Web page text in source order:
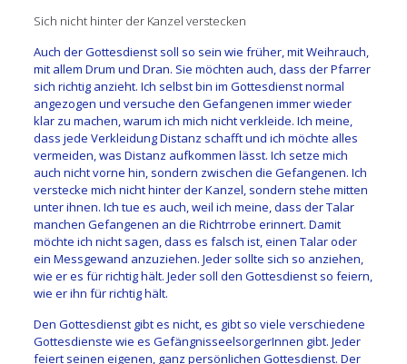
Sich nicht hinter der Kanzel verstecken
Auch der Gottesdienst soll so sein wie früher, mit Weihrauch,
mit allem Drum und Dran. Sie möchten auch, dass der Pfarrer
sich richtig anzieht. Ich selbst bin im Gottesdienst normal
angezogen und versuche den Gefangenen immer wieder
klar zu machen, warum ich mich nicht verkleide. Ich meine,
dass jede Verkleidung Distanz schafft und ich möchte alles
vermeiden, was Distanz aufkommen lässt. Ich setze mich
auch nicht vorne hin, sondern zwischen die Gefangenen. Ich
verstecke mich nicht hinter der Kanzel, sondern stehe mitten
unter ihnen. Ich tue es auch, weil ich meine, dass der Talar
manchen Gefangenen an die Richtrrobe erinnert. Damit
möchte ich nicht sagen, dass es falsch ist, einen Talar oder
ein Messgewand anzuziehen. Jeder sollte sich so anziehen,
wie er es für richtig hält. Jeder soll den Gottesdienst so feiern,
wie er ihn für richtig hält.
Den Gottesdienst gibt es nicht, es gibt so viele verschiedene
Gottesdienste wie es GefängnisseelsorgerInnen gibt. Jeder
feiert seinen eigenen, ganz persönlichen Gottesdienst. Der